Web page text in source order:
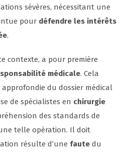
sévères, nécessitant une
pour défendre les intérêts
.
contexte, a pour première
médicale. Cela
du dossier médical
de spécialistes en chirurgie
des standards de
telle opération. Il doit
résulte d’une faute du